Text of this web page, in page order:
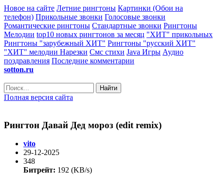
Новое на сайте Летние рингтоны Картинки (Обои на
телефон) Прикольные звонки Голосовые звонки
Романтические рингтоны Стандартные звонки Рингтоны
Мелодии top10 новых рингтонов за месяц "ХИТ" прикольных
Рингтоны "зарубежный ХИТ" Рингтоны "русский ХИТ"
"ХИТ" мелодии Нарезки Смс стихи Java Игры Аудио
поздравления Последние комментарии
sotton.ru
Найти
Полная версия сайта
Рингтон Давай Дед мороз (edit remix)
vito
29-12-2025
348
Битрейт: 192 (KB/s)